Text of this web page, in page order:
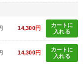
14,300円
カートに
入れる
14,300円
カートに
入れる